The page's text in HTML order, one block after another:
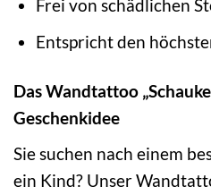
Frei von schädlichen
Entspricht den
Das Wandtattoo
Geschenkidee
Sie suchen nach einem
ein Kind? Unser